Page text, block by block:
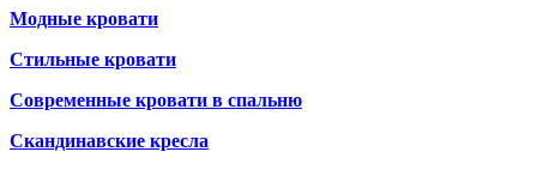
Модные кровати
Стильные кровати
Современные кровати в спальню
Скандинавские кресла